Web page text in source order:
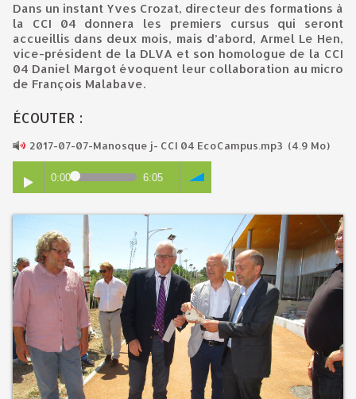
Dans un instant Yves Crozat, directeur des formations à
la CCI 04 donnera les premiers cursus qui seront
accueillis dans deux mois, mais d’abord, Armel Le Hen,
vice-président de la DLVA et son homologue de la CCI
04 Daniel Margot évoquent leur collaboration au micro
de François Malabave.
ÉCOUTER :
2017-07-07-Manosque j- CCI 04 EcoCampus.mp3 (4.9 Mo)
0:00 6:05